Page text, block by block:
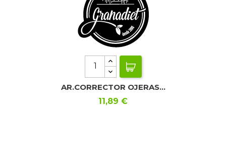
AR.CORRECTOR OJERAS...
Precio
11,89 €